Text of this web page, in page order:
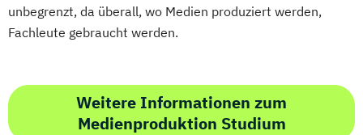
unbegrenzt, da überall, wo Medien produziert werden,
Fachleute gebraucht werden.
Weitere Informationen zum
Medienproduktion Studium